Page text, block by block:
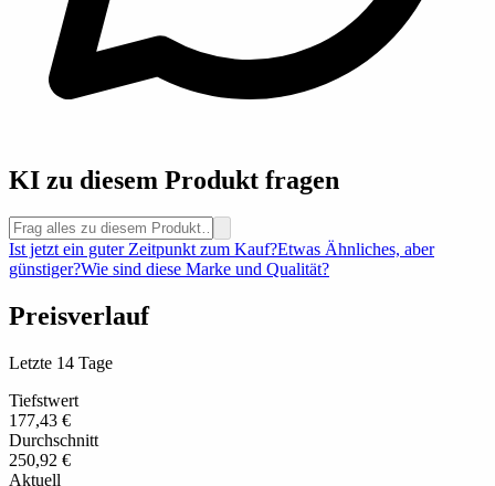
KI zu diesem Produkt fragen
Ist jetzt ein guter Zeitpunkt zum Kauf?Etwas Ähnliches, aber
günstiger?Wie sind diese Marke und Qualität?
Preisverlauf
Letzte 14 Tage
Tiefstwert
177,43 €
Durchschnitt
250,92 €
Aktuell